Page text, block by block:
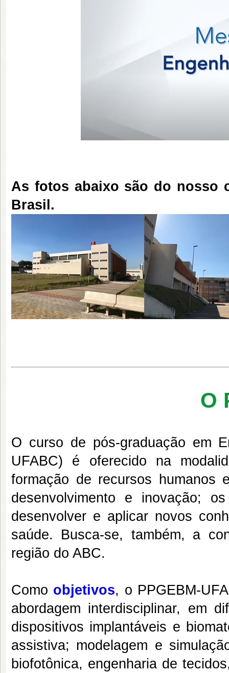
As fotos abaixo são do nosso
Brasil.
O
O curso de pós-graduação em
UFABC) é oferecido na
formação de recursos humanos
desenvolvimento e inovação;
desenvolver e aplicar novos
saúde. Busca-se, também, a
região do ABC.
Como objetivos, o PPGEBM-
abordagem interdisciplinar, em
dispositivos implantáveis e
assistiva; modelagem e
biofotônica, engenharia de